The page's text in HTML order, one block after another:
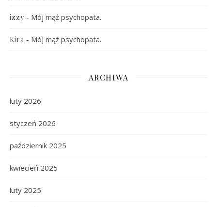
izzy - Mój mąż psychopata.
Kira - Mój mąż psychopata.
ARCHIWA
luty 2026
styczeń 2026
październik 2025
kwiecień 2025
luty 2025